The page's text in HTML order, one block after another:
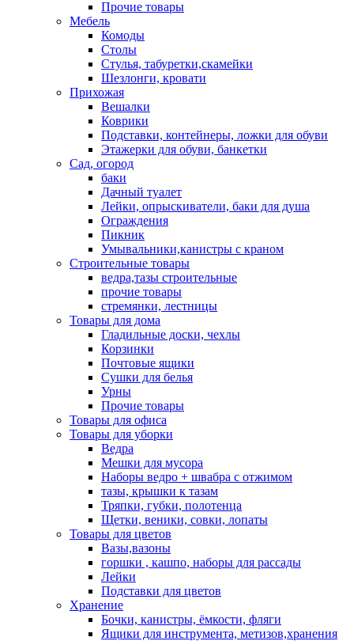
Прочие товары
Мебель
Комоды
Столы
Стулья, табуретки,скамейки
Шезлонги, кровати
Прихожая
Вешалки
Коврики
Подставки, контейнеры, ложки для обуви
Этажерки для обуви, банкетки
Сад, огород
баки
Дачный туалет
Лейки, опрыскиватели, баки для душа
Ограждения
Пикник
Умывальники,канистры с краном
Строительные товары
ведра,тазы строительные
прочие товары
стремянки, лестницы
Товары для дома
Гладильные доски, чехлы
Корзинки
Почтовые ящики
Сушки для белья
Урны
Прочие товары
Товары для офиса
Товары для уборки
Ведра
Мешки для мусора
Наборы ведро + швабра с отжимом
тазы, крышки к тазам
Тряпки, губки, полотенца
Щетки, веники, совки, лопаты
Товары для цветов
Вазы,вазоны
горшки , кашпо, наборы для рассады
Лейки
Подставки для цветов
Хранение
Бочки, канистры, ёмкости, фляги
Ящики для инструмента, метизов,хранения